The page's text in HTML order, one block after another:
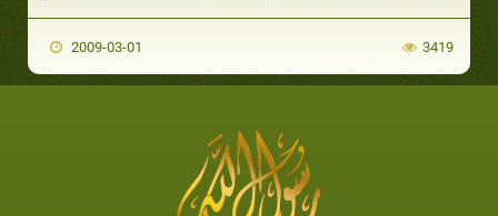
2009-03-01 3419